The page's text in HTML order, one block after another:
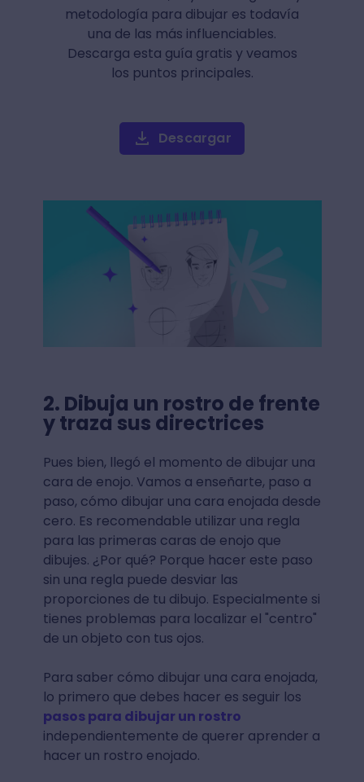
metodología para dibujar es todavía
una de las más influenciables.
Descarga esta guía gratis y veamos
los puntos principales.
Descargar
2. Dibuja un rostro de frente
y traza sus directrices
Pues bien, llegó el momento de dibujar una
cara de enojo. Vamos a enseñarte, paso a
paso, cómo dibujar una cara enojada desde
cero. Es recomendable utilizar una regla
para las primeras caras de enojo que
dibujes. ¿Por qué? Porque hacer este paso
sin una regla puede desviar las
proporciones de tu dibujo. Especialmente si
tienes problemas para localizar el "centro"
de un objeto con tus ojos.
Para saber cómo dibujar una cara enojada,
lo primero que debes hacer es seguir los
pasos para dibujar un rostro
independientemente de querer aprender a
hacer un rostro enojado.